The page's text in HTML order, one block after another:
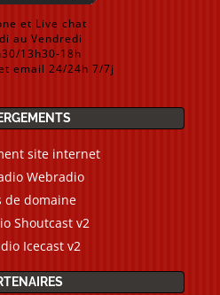
et Live chat
au Vendredi
13h30-18h
email 24/24h 7/7j
site internet
Webradio
de domaine
Shoutcast v2
Icecast v2